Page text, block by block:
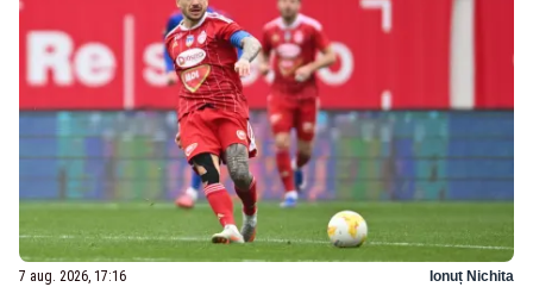
7 aug. 2026, 17:16 Ionuț Nichita